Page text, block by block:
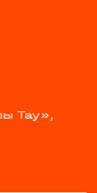
Тау»,